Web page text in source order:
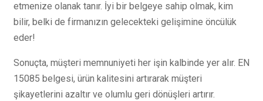
etmenize olanak tanır. İyi bir belgeye sahip olmak, kim
bilir, belki de firmanızın gelecekteki gelişimine öncülük
eder!
Sonuçta, müşteri memnuniyeti her işin kalbinde yer alır. EN
15085 belgesi, ürün kalitesini artırarak müşteri
şikayetlerini azaltır ve olumlu geri dönüşleri artırır.